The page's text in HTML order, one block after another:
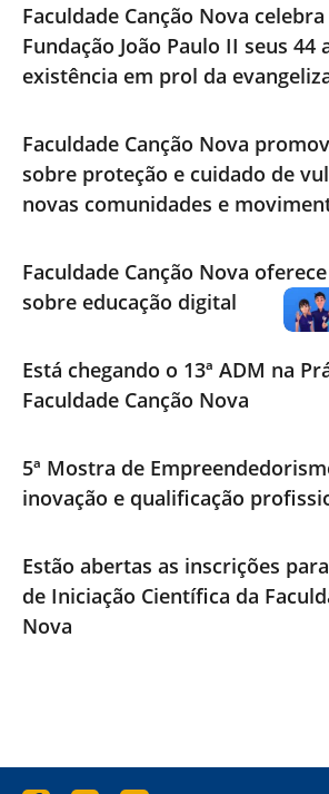
Faculdade Canção Nova
Fundação João Paulo II seus 44
existência em prol da
Faculdade Canção Nova
sobre proteção e cuidado de
novas comunidades e
Faculdade Canção Nova
sobre educação digital
Está chegando o 13ª ADM na
Faculdade Canção Nova
5ª Mostra de
inovação e qualificação
Estão abertas as inscrições
de Iniciação Científica da
Nova